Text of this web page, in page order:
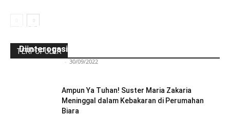
TERPOPULER
Ini Kronologinya! Diduga Teriaki Kata Sambo,
Diinterogasi Aparat Polres Sikka
- 30/09/2022
Ampun Ya Tuhan! Suster Maria Zakaria
Meninggal dalam Kebakaran di Perumahan
Biara